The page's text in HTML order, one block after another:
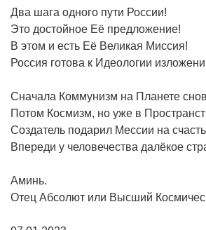
Два шага одного пути России!
Это достойное Её предложение!
В этом и есть Её Великая Миссия!
Россия готова к Идеологии
Сначала Коммунизм на Планете
Потом Космизм, но уже в
Создатель подарил Мессии на
Впереди у человечества далёкое
Аминь.
Отец Абсолют или Высший